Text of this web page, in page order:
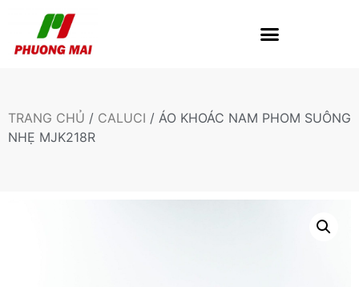
TRANG CHỦ / CALUCI / ÁO KHOÁC NAM PHOM SUÔNG
NHẸ MJK218R